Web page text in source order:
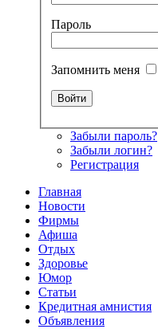
Пароль
Запомнить меня
Забыли пароль?
Забыли логин?
Регистрация
Главная
Новости
Фирмы
Афиша
Отдых
Здоровье
Юмор
Статьи
Кредитная амнистия
Объявления